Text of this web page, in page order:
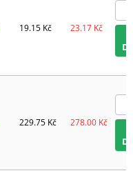
19.15 Kč 23.17 Kč
229.75 Kč 278.00 Kč